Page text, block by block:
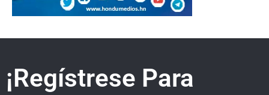
¡Regístrese Para